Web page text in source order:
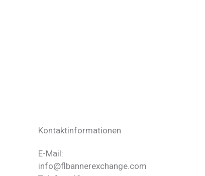
Kontaktinformationen
E-Mail:
info@flbannerexchange.com